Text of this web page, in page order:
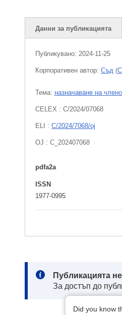
Данни за публикацията
Публикувано: 2024-11-25
Корпоративен aвтор: Съд (
Тема: назначаване на
CELEX : C/2024/07068
ELI : C/2024/7068/oj
OJ : C_202407068
pdfa2a
ISSN
1977-0995
Note:
Публикацията
За достъп до
Did you know